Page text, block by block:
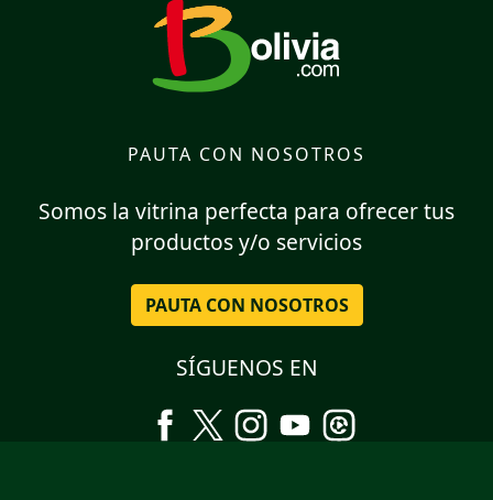
PAUTA CON NOSOTROS
Somos la vitrina perfecta para ofrecer tus
productos y/o servicios
PAUTA CON NOSOTROS
SÍGUENOS EN